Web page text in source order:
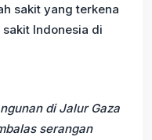
sakit yang terkena
Indonesia di
di Jalur Gaza
serangan